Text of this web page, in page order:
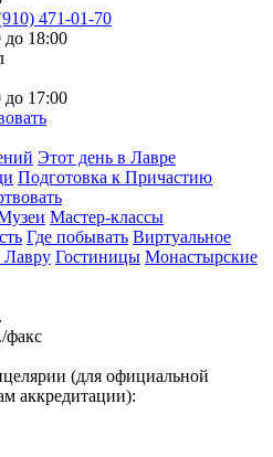
471-01-70
18:00
17:00
Этот день в Лавре
Подготовка к Причастию
Мастер-классы
Где побывать Виртуальное
Лавру Гостиницы Монастырские
факс
(для официальной
аккредитации):